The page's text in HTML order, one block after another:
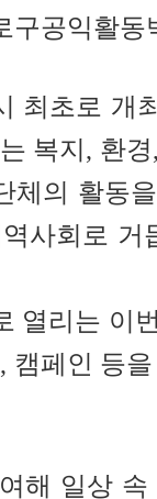
구공익활동
최초로 개
복지, 환
체의 활동
사회로
열리는 이
캠페인 등
해 일상